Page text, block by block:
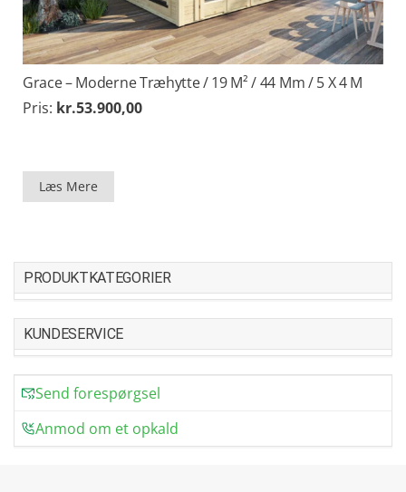
Grace – Moderne Træhytte / 19 M² / 44 Mm / 5 X 4 M
Pris: kr.53.900,00
Læs Mere
PRODUKTKATEGORIER
KUNDESERVICE
Send forespørgsel
Anmod om et opkald